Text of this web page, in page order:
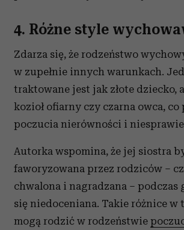
4. Różne style
Zdarza się, że rodzeństwo
w zupełnie innych warunkach.
traktowane jest jak złote dziecko,
kozioł ofiarny czy czarna owca,
poczucia nierówności i
Autorka wspomina, że jej siostra
faworyzowana przez rodziców –
chwalona i nagradzana – podczas
się niedoceniana. Takie różnice
mogą rodzić w rodzeństwie